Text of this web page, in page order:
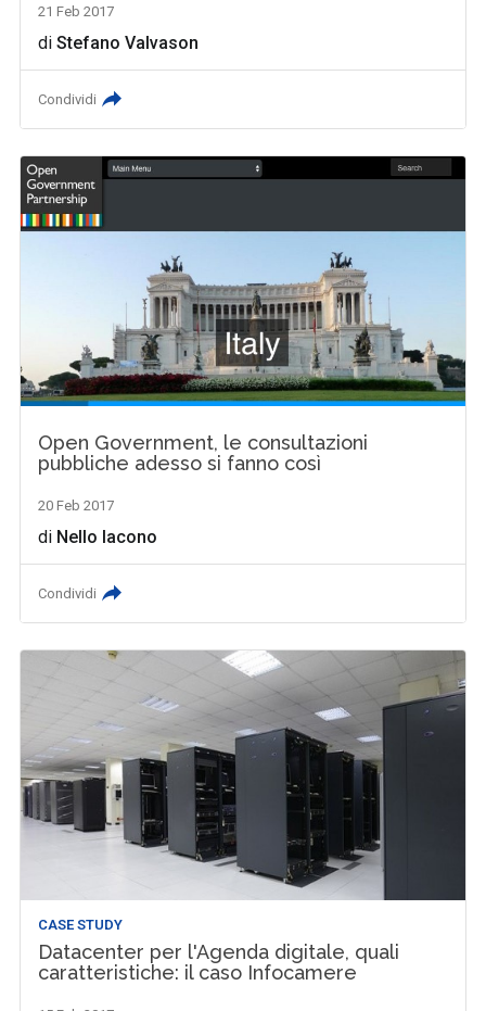
21 Feb 2017
diStefano Valvason
Condividi
Open Government, le consultazioni
pubbliche adesso si fanno così
20 Feb 2017
di Nello Iacono
Condividi
CASE STUDY
Datacenter per l'Agenda digitale, quali
caratteristiche: il caso Infocamere